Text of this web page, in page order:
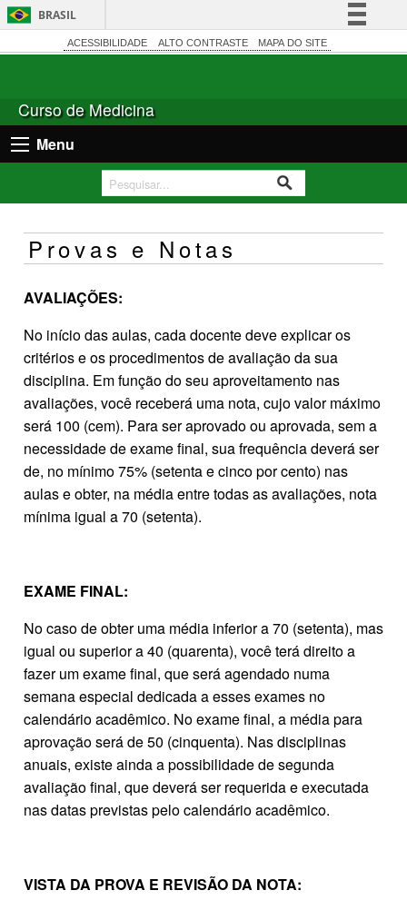
BRASIL
Simplifique!
Acesso à informação
Canais
ACESSIBILIDADE ALTO CONTRASTE MAPA DO SITE
Curso de Medicina
Menu
Provas e Notas
AVALIAÇÕES:
No início das aulas, cada docente deve explicar os
critérios e os procedimentos de avaliação da sua
disciplina. Em função do seu aproveitamento nas
avaliações, você receberá uma nota, cujo valor máximo
será 100 (cem). Para ser aprovado ou aprovada, sem a
necessidade de exame final, sua frequência deverá ser
de, no mínimo 75% (setenta e cinco por cento) nas
aulas e obter, na média entre todas as avaliações, nota
mínima igual a 70 (setenta).
EXAME FINAL:
No caso de obter uma média inferior a 70 (setenta), mas
igual ou superior a 40 (quarenta), você terá direito a
fazer um exame final, que será agendado numa
semana especial dedicada a esses exames no
calendário acadêmico. No exame final, a média para
aprovação será de 50 (cinquenta). Nas disciplinas
anuais, existe ainda a possibilidade de segunda
avaliação final, que deverá ser requerida e executada
nas datas previstas pelo calendário acadêmico.
VISTA DA PROVA E REVISÃO DA NOTA: